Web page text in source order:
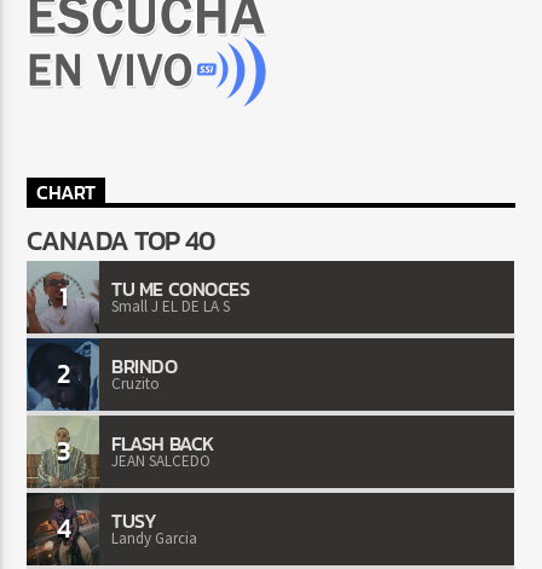
CHART
CANADA TOP 40
1 TU ME CONOCES
Small J EL DE LA S
2 BRINDO
Cruzito
3 FLASH BACK
JEAN SALCEDO
4 TUSY
Landy Garcia